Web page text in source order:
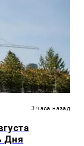
3 часа назад
Дня